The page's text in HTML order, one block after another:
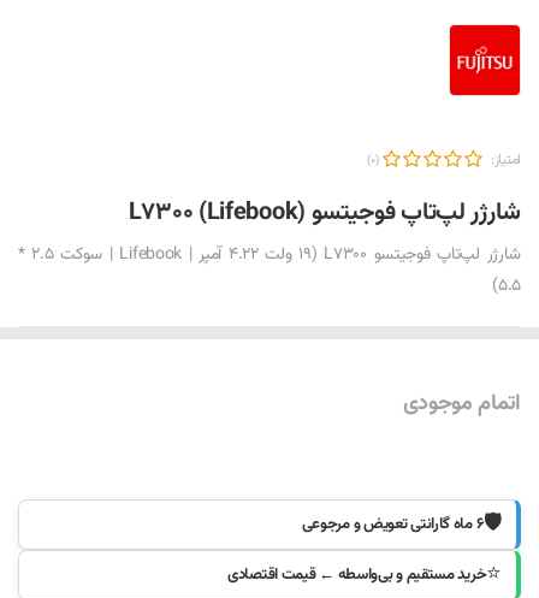
شارژر لپ‌تاپ فوجیتسو L7300 (Lifebook)
شارژر لپ‌تاپ فوجیتسو L7300 (19 ولت 4.22 آمپر | Lifebook | سوکت 2.5 *
5.5)
امتیاز: (0)
اتمام موجودی
موجود شد خبرم کنید 🛡️۶ ماه گارانتی تعویض و مرجوعی
⭐خرید مستقیم و بی‌واسطه ← قیمت اقتصادی